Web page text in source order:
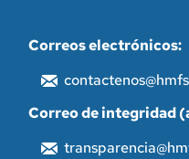
Correos electrónicos:
Correo de integridad